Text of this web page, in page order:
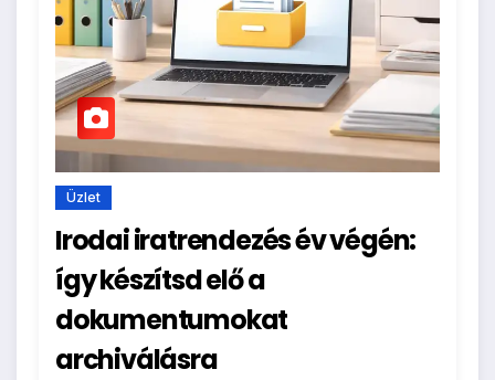
Üzlet
Irodai iratrendezés év végén:
így készítsd elő a
dokumentumokat
archiválásra